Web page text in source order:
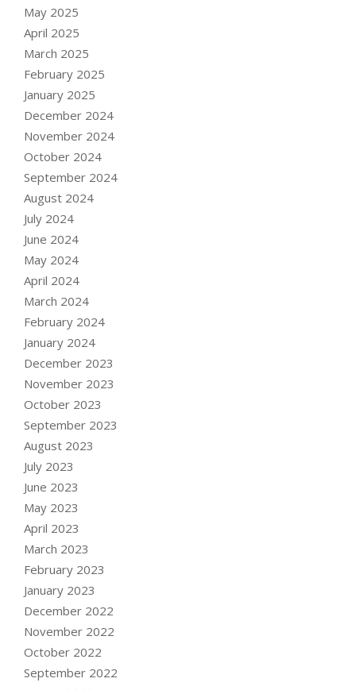
May 2025
April 2025
March 2025
February 2025
January 2025
December 2024
November 2024
October 2024
September 2024
August 2024
July 2024
June 2024
May 2024
April 2024
March 2024
February 2024
January 2024
December 2023
November 2023
October 2023
September 2023
August 2023
July 2023
June 2023
May 2023
April 2023
March 2023
February 2023
January 2023
December 2022
November 2022
October 2022
September 2022